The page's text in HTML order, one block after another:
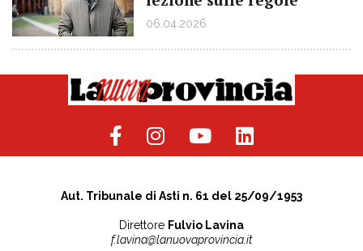
06.04.2026
Aut. Tribunale di Asti n. 61 del 25/09/1953
Direttore Fulvio Lavina
f.lavina@lanuovaprovincia.it